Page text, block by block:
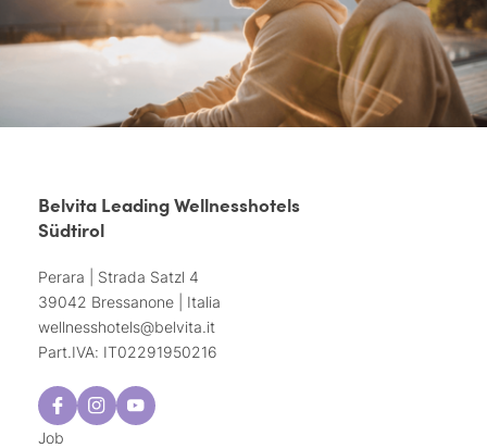
Belvita Leading Wellnesshotels
Südtirol
Perara | Strada Satzl 4
39042 Bressanone | Italia
wellnesshotels@belvita.it
Part.IVA: IT02291950216
Job